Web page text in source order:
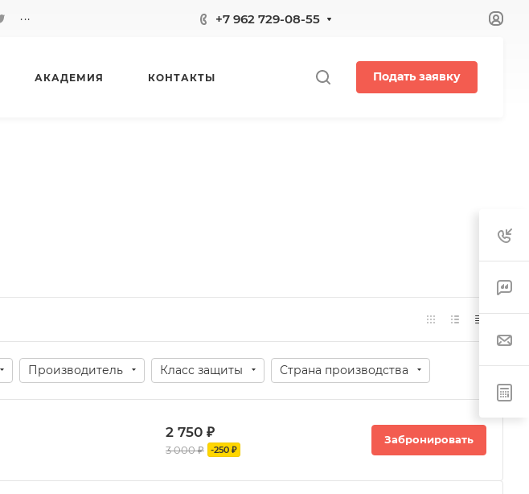
... +7 962 729-08-55
АКАДЕМИЯ КОНТАКТЫ Подать заявку
Производитель Класс защиты Страна производства
2 750 ₽
3 000 ₽ -250 ₽
Забронировать